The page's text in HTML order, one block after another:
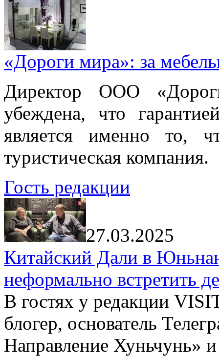
«Дороги мира»: за
Директор ООО
убеждена, что
является именно то,
туристическая компания.
Гость редакции
27.03.2025
Китайский Дали в
неформально встретить
В гостях у редакции
блогер, основатель
Направление Хуньчунь»